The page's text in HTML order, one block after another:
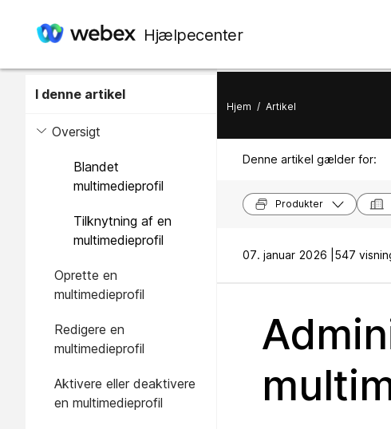
Hjælpecenter
I denne artikel
Oversigt
Blandet
multimedieprofil
Tilknytning af en
multimedieprofil
Oprette en
multimedieprofil
Redigere en
multimedieprofil
Aktivere eller deaktivere
en multimedieprofil
Hjem / Artikel
Denne artikel gælder for:
Produkter
07. januar 2026 | 547